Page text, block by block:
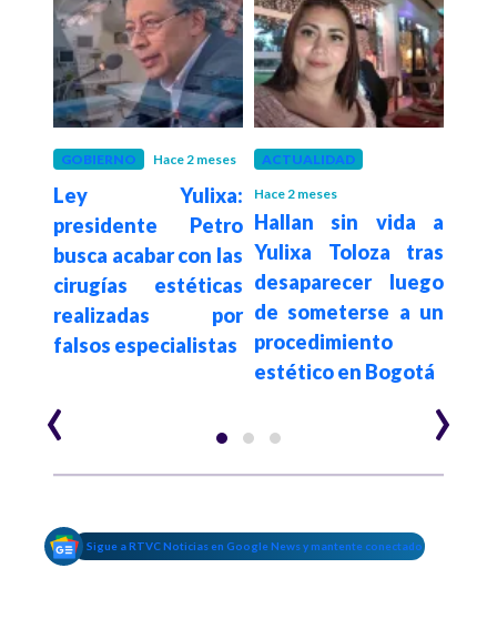
GOBIERNO Hace 2 meses
Ley Yulixa:
presidente Petro
busca acabar con las
cirugías estéticas
realizadas por
falsos especialistas
ACTUALIDAD
Hace 2 meses
Hallan sin vida a
Yulixa Toloza tras
desaparecer luego
de someterse a un
procedimiento
estético en Bogotá
‹ ›
Sigue a RTVC Noticias en Google News y mantente conectado